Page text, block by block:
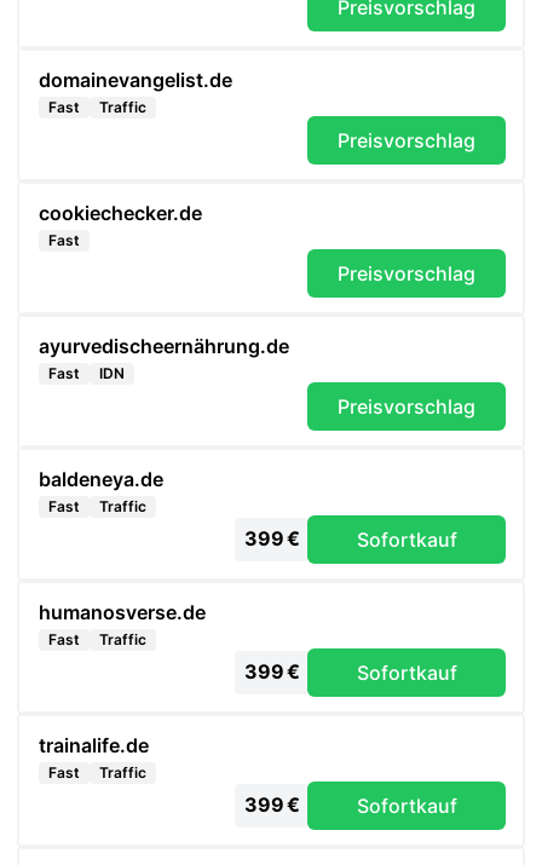
Preisvorschlag
domainevangelist.de
Fast Traffic
Preisvorschlag
cookiechecker.de
Fast
Preisvorschlag
ayurvedischeernährung.de
Fast IDN
Preisvorschlag
baldeneya.de
Fast Traffic
399 € Sofortkauf
humanosverse.de
Fast Traffic
399 € Sofortkauf
trainalife.de
Fast Traffic
399 € Sofortkauf